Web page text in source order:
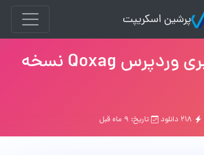
پرشین اسکریپت
قالب مجله خبری وردپرس Qoxag نسخه
تاریخ: ۹ ماه قبل